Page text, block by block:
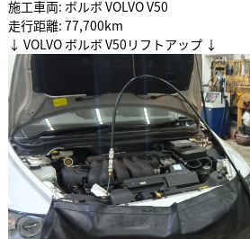
施工車両: ボルボ VOLVO V50
走行距離: 77,700km
↓ VOLVO ボルボ V50リフトアップ ↓